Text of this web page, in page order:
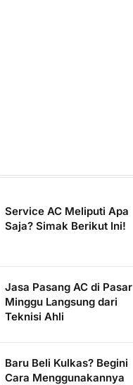
Service AC Meliputi Apa
Saja? Simak Berikut Ini!
Jasa Pasang AC di Pasar
Minggu Langsung dari
Teknisi Ahli
Baru Beli Kulkas? Begini
Cara Menggunakannya